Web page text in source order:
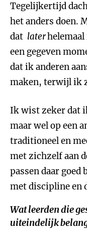
Tegelijkertijd
het anders doen.
dat later
een gegeven
dat ik anderen
maken, terwijl ik
Ik wist zeker dat
maar wel op een
traditioneel en
met zichzelf aan
passen daar goed
met discipline en
Wat leerden die
uiteindelijk